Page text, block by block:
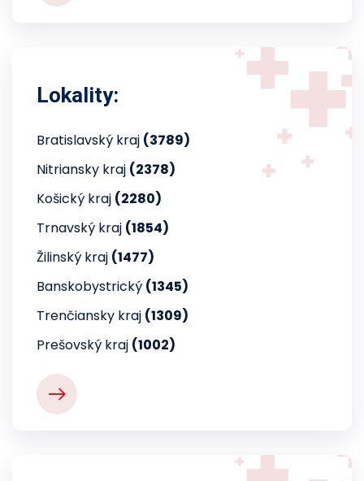
Lokality:
Bratislavský kraj (3789)
Nitriansky kraj (2378)
Košický kraj (2280)
Trnavský kraj (1854)
Žilinský kraj (1477)
Banskobystrický (1345)
Trenčiansky kraj (1309)
Prešovský kraj (1002)